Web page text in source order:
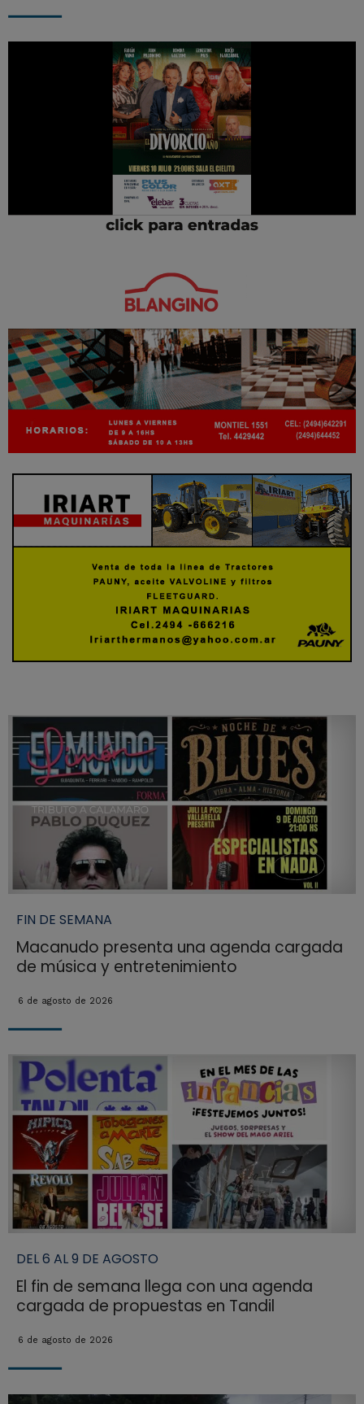
FIN DE SEMANA
Macanudo presenta una agenda cargada
de música y entretenimiento
6 de agosto de 2026
DEL 6 AL 9 DE AGOSTO
El fin de semana llega con una agenda
cargada de propuestas en Tandil
6 de agosto de 2026